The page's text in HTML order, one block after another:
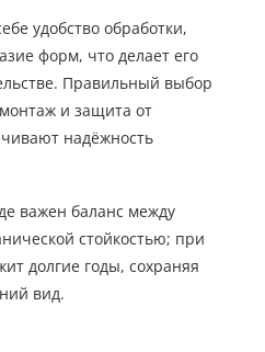
удобство обработки,
форм, что делает его
Правильный выбор
и защита от
надёжность
важен баланс между
стойкостью; при
долгие годы, сохраняя
вид.